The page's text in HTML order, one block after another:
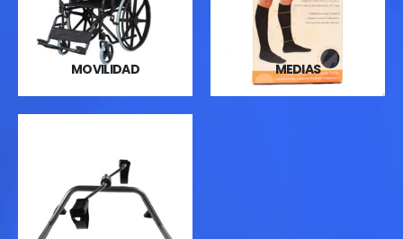
MOVILIDAD MEDIAS